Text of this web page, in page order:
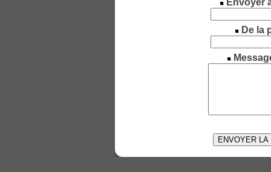
Envoyer
De la